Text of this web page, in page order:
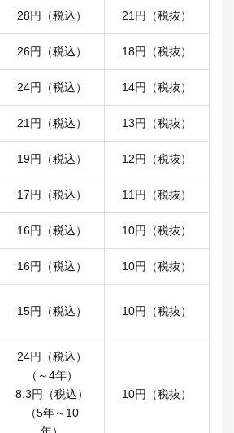
28円（税込） 21円（税抜）
26円（税込） 18円（税抜）
24円（税込） 14円（税抜）
21円（税込） 13円（税抜）
19円（税込） 12円（税抜）
17円（税込） 11円（税抜）
16円（税込） 10円（税抜）
16円（税込） 10円（税抜）
15円（税込） 10円（税抜）
24円（税込）
（～4年）
8.3円（税込）
（5年～10
10円（税抜）